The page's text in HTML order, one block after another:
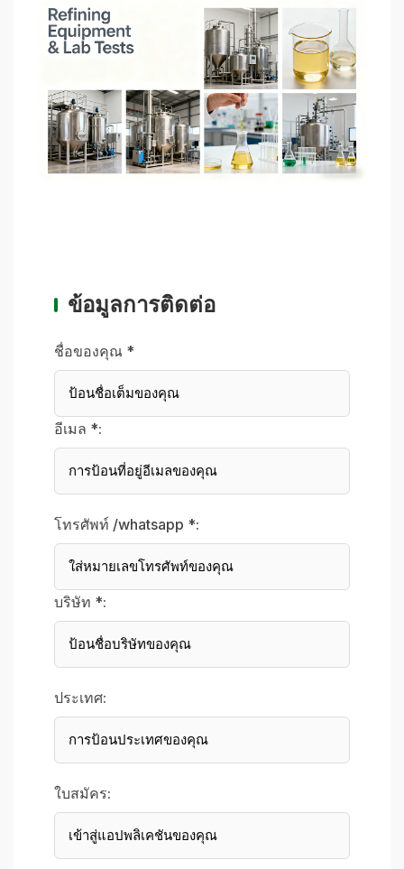
ข้อมูลการติดต่อ
ชื่อของคุณ *
อีเมล *:
โทรศัพท์ /whatsapp *:
บริษัท *:
ประเทศ:
ใบสมัคร: